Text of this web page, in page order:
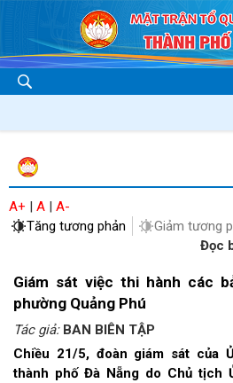
A+ | A | A-
Tăng tương phản
Giảm tương
Đọc
Giám sát việc thi hành các
phường Quảng Phú
Tác giả: BAN BIÊN TẬP
Chiều 21/5, đoàn giám sát của
thành phố Đà Nẵng do Chủ tịch